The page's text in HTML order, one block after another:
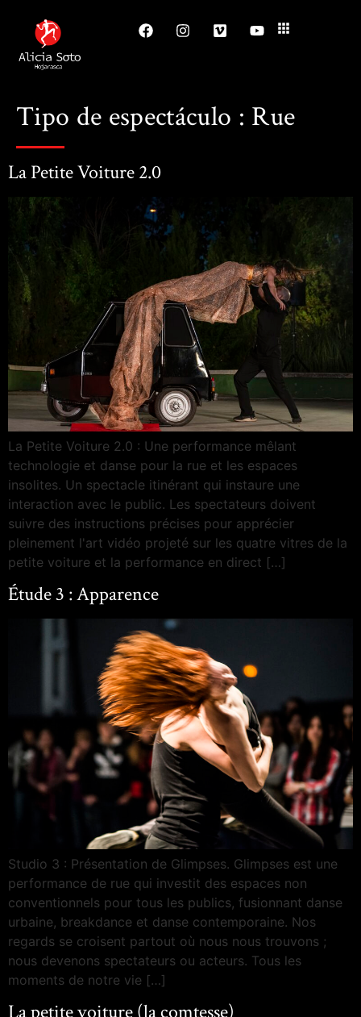
Tipo de espectáculo : Rue
La Petite Voiture 2.0
La Petite Voiture 2.0 : Une performance mêlant
technologie et danse pour la rue et les espaces
insolites. Un spectacle itinérant qui instaure une
interaction avec le public. Les spectateurs doivent
suivre des instructions précises pour apprécier
pleinement l'art vidéo projeté sur les quatre vitres de la
petite voiture et la performance en direct […]
Étude 3 : Apparence
Studio 3 : Présentation de Glimpses. Glimpses est une
performance de rue qui investit des espaces non
conventionnels pour tous les publics, fusionnant danse
urbaine, breakdance et danse contemporaine. Nos
regards se croisent partout où nous nous trouvons ;
nous devenons spectateurs ou acteurs. Tous les
moments de notre vie […]
La petite voiture (la comtesse)